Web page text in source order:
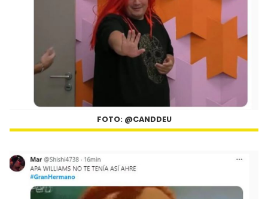
FOTO: @CANDDEU